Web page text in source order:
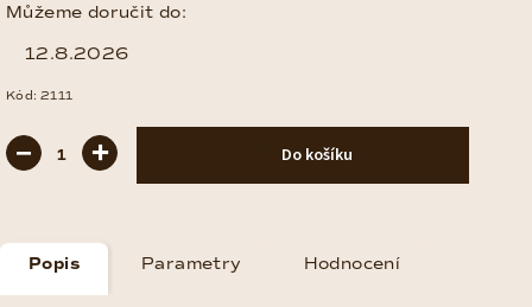
Můžeme doručit do:
12.8.2026
Kód: 2111
+
− Do košíku
Popis Parametry Hodnocení